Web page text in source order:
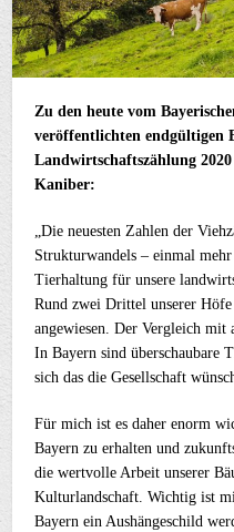
Zu den heute vom
veröffentlichten endgültigen
Landwirtschaftszählung
Kaniber:
„Die neuesten Zahlen der
Strukturwandels – einmal
Tierhaltung für unsere
Rund zwei Drittel unserer
angewiesen. Der Vergleich mit
In Bayern sind überschaubare
sich das die Gesellschaft
Für mich ist es daher enorm
Bayern zu erhalten und
die wertvolle Arbeit unserer
Kulturlandschaft. Wichtig ist
Bayern ein Aushängeschild